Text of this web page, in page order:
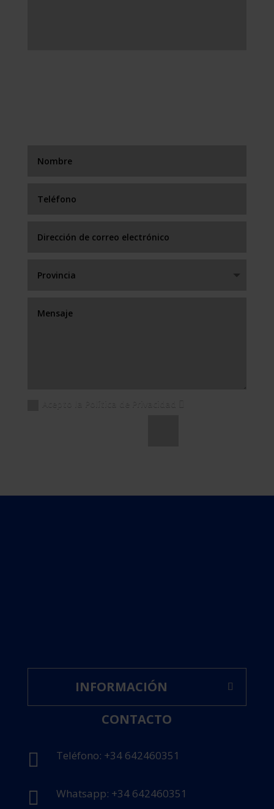
Acepto la Política de Privacidad
INFORMACIÓN
CONTACTO
 Teléfono: +34 642460351
 Whatsapp: +34 642460351